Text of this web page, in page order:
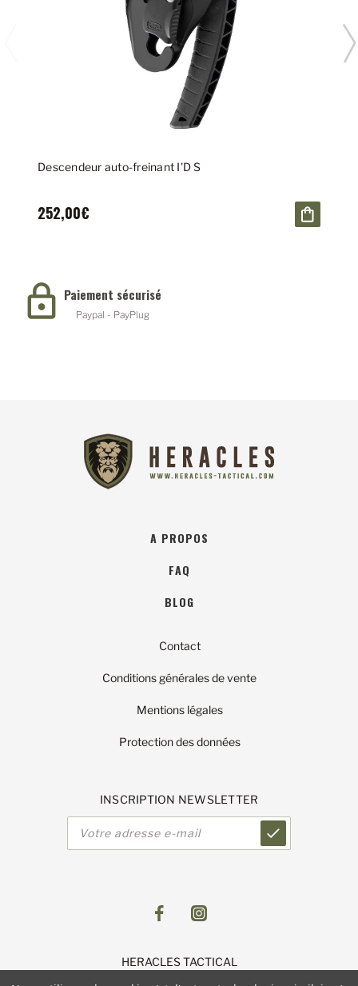
Descendeur auto-freinant I'D S
252,00€
Paiement sécurisé
Paypal - PayPlug
A PROPOS
FAQ
BLOG
Contact
Conditions générales de vente
Mentions légales
Protection des données
INSCRIPTION NEWSLETTER
HERACLES TACTICAL